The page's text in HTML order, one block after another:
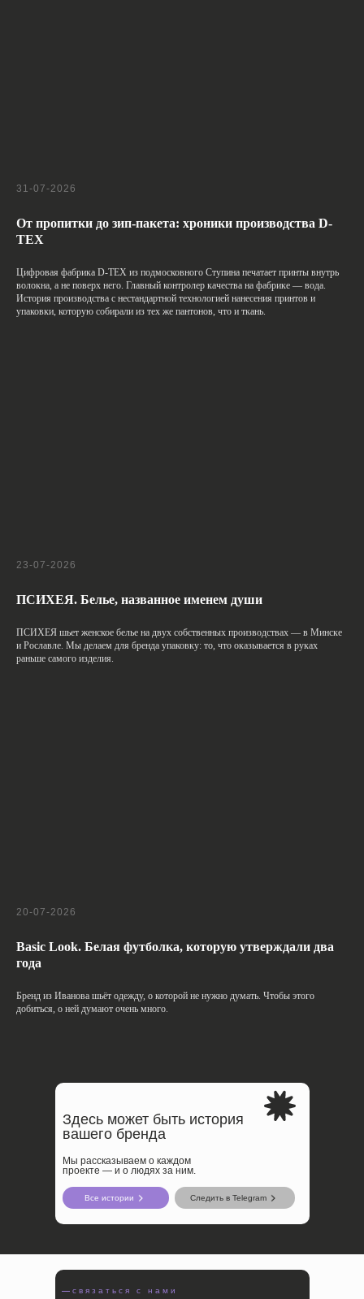
31-07-2026
От пропитки до зип-пакета: хроники производства D-
TEX
Цифровая фабрика D-TEX из подмосковного Ступина печатает принты внутрь
волокна, а не поверх него. Главный контролер качества на фабрике — вода.
История производства с нестандартной технологией нанесения принтов и
упаковки, которую собирали из тех же пантонов, что и ткань.
23-07-2026
ПСИХЕЯ. Белье, названное именем души
ПСИХЕЯ шьет женское белье на двух собственных производствах — в Минске
и Рославле. Мы делаем для бренда упаковку: то, что оказывается в руках
раньше самого изделия.
20-07-2026
Basic Look. Белая футболка, которую утверждали два
года
Бренд из Иванова шьёт одежду, о которой не нужно думать. Чтобы этого
добиться, о ней думают очень много.
Здесь может быть история
вашего бренда
Следить в Telegram
Все истории
Мы рассказываем о каждом
проекте — и о людях за ним.
— связаться с нами
+7 800 301-34-10
Москва, ул. Бутлерова д.
17, метро "Калужская"